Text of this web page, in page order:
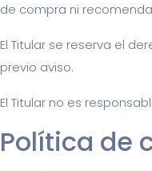
de compra ni
El Titular se reserva el
previo aviso.
El Titular no es
Política de